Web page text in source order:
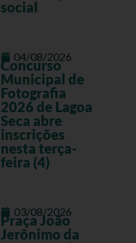
social
04/08/2026
Concurso
Municipal de
Fotografia
2026 de Lagoa
Seca abre
inscrições
nesta terça-
feira (4)
03/08/2026
Praça João
Jerônimo da